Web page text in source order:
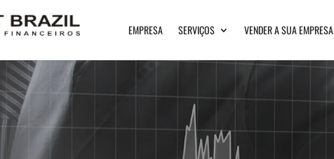
EMPRESA SERVIÇOS VENDER A SUA EMPRESA